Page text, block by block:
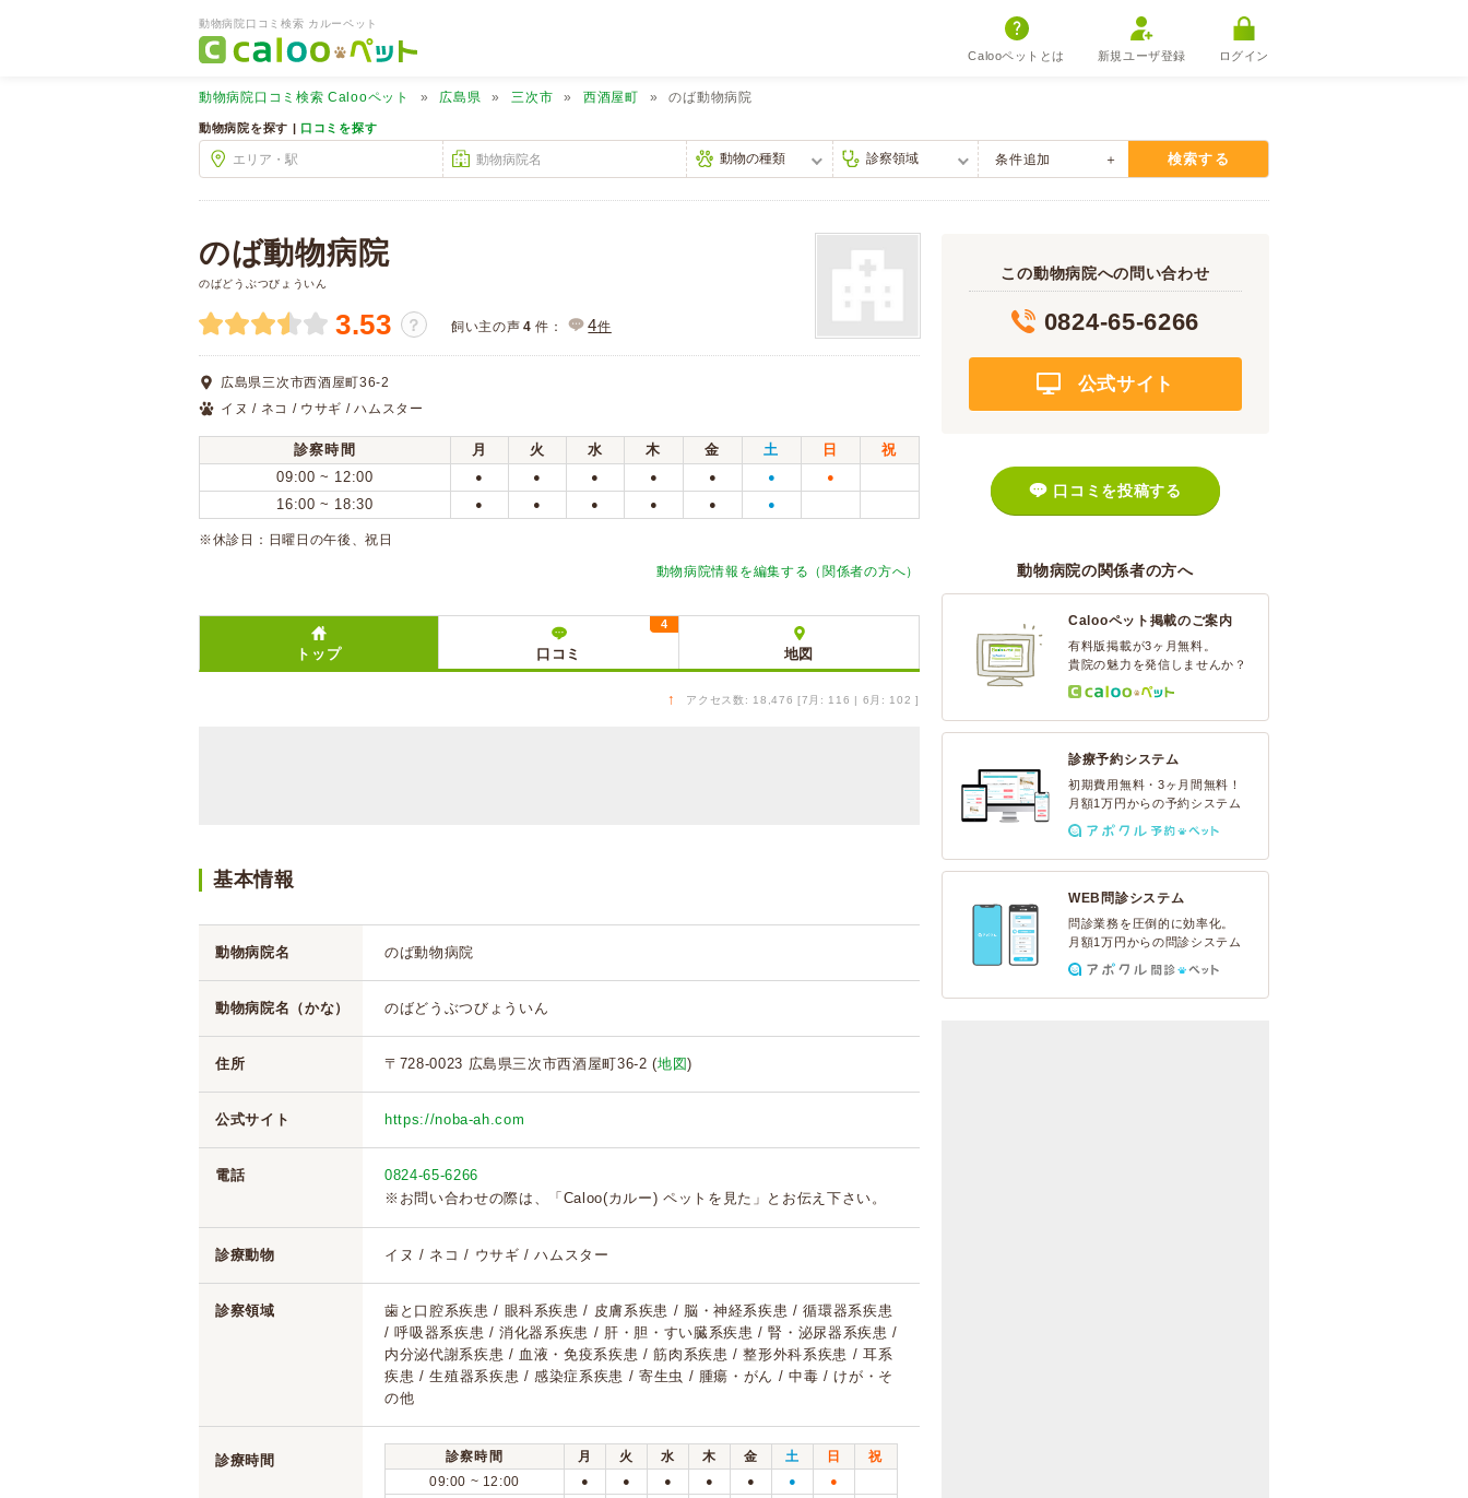
動物病院口コミ検索 カルーペット
Calooペットとは 新規ユーザ登録 ログイン
動物病院口コミ検索 Calooペット 広島県 三次市 西酒屋町 のば動物病院
動物病院を探す | 口コミを探す
条件追加 検索する
のば動物病院
のばどうぶつびょういん
3.53 ？ 飼い主の声 4 件： 4件
広島県三次市西酒屋町36-2
イヌ / ネコ / ウサギ / ハムスター
診察時間 月 火 水 木 金 土 日
祝
09:00 ~ 12:00
● ● ● ● ● ● ●
16:00 ~ 18:30 ● ● ● ● ● ●
※休診日：日曜日の午後、祝日
動物病院情報を編集する（関係者の方へ）
トップ 口コミ
4
地図
↑ アクセス数: 18,476 [7月: 116 | 6月: 102 ]
基本情報
動物病院名 のば動物病院
動物病院名（かな） のばどうぶつびょういん
住所 〒728-0023 広島県三次市西酒屋町36-2 (地図)
公式サイト https://noba-ah.com
電話
0824-65-6266
※お問い合わせの際は、「Caloo(カルー) ペットを見た」とお伝え下さい。
診療動物 イヌ / ネコ / ウサギ / ハムスター
診察領域
歯と口腔系疾患 / 眼科系疾患 / 皮膚系疾患 / 脳・神経系疾患 / 循環器系疾患
/ 呼吸器系疾患 / 消化器系疾患 / 肝・胆・すい臓系疾患 / 腎・泌尿器系疾患 /
内分泌代謝系疾患 / 血液・免疫系疾患 / 筋肉系疾患 / 整形外科系疾患 / 耳系
疾患 / 生殖器系疾患 / 感染症系疾患 / 寄生虫 / 腫瘍・がん / 中毒 / けが・そ
の他
診療時間 診察時間 月 火 水 木 金 土 日
祝
09:00 ~ 12:00
● ● ● ● ● ● ●
この動物病院への問い合わせ
0824-65-6266
公式サイト
口コミを投稿する
動物病院の関係者の方へ
Calooペット掲載のご案内
有料版掲載が3ヶ月無料。
貴院の魅力を発信しませんか？
診療予約システム
初期費用無料・3ヶ月間無料！
月額1万円からの予約システム
WEB問診システム
問診業務を圧倒的に効率化。
月額1万円からの問診システム